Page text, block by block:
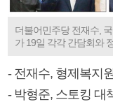
더불어민주당 전재수,
가 19일 각각 간담회와
- 전재수, 형제복지
- 박형준, 스토킹 대